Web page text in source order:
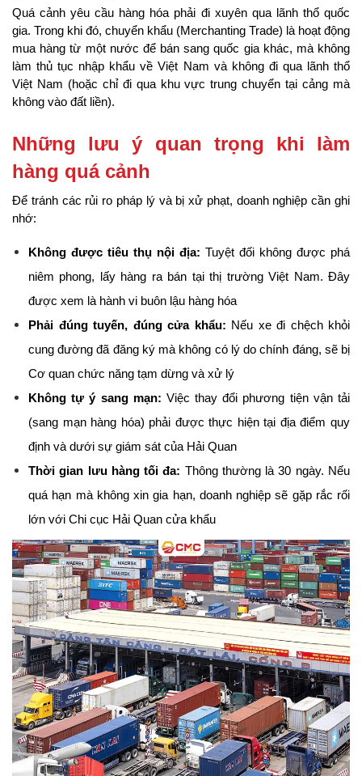
Quá cảnh yêu cầu hàng hóa phải đi xuyên qua lãnh thổ quốc
gia. Trong khi đó, chuyển khẩu (Merchanting Trade) là hoạt động
mua hàng từ một nước để bán sang quốc gia khác, mà không
làm thủ tục nhập khẩu về Việt Nam và không đi qua lãnh thổ
Việt Nam (hoặc chỉ đi qua khu vực trung chuyển tại cảng mà
không vào đất liền).
Những lưu ý quan trọng khi làm
hàng quá cảnh
Để tránh các rủi ro pháp lý và bị xử phạt, doanh nghiệp cần ghi
nhớ:
Không được tiêu thụ nội địa: Tuyệt đối không được phá
niêm phong, lấy hàng ra bán tại thị trường Việt Nam. Đây
được xem là hành vi buôn lậu hàng hóa
Phải đúng tuyến, đúng cửa khẩu: Nếu xe đi chệch khỏi
cung đường đã đăng ký mà không có lý do chính đáng, sẽ bị
Cơ quan chức năng tạm dừng và xử lý
Không tự ý sang mạn: Việc thay đổi phương tiện vận tải
(sang mạn hàng hóa) phải được thực hiện tại địa điểm quy
định và dưới sự giám sát của Hải Quan
Thời gian lưu hàng tối đa: Thông thường là 30 ngày. Nếu
quá hạn mà không xin gia hạn, doanh nghiệp sẽ gặp rắc rối
lớn với Chi cục Hải Quan cửa khẩu